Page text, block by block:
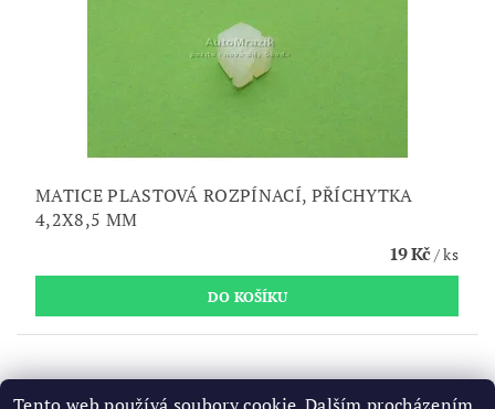
MATICE PLASTOVÁ ROZPÍNACÍ, PŘÍCHYTKA
4,2X8,5 MM
19 Kč/ ks